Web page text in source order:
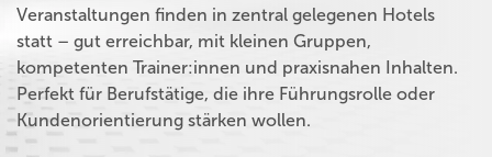
Veranstaltungen finden in zentral gelegenen Hotels
statt – gut erreichbar, mit kleinen Gruppen,
kompetenten Trainer:innen und praxisnahen Inhalten.
Perfekt für Berufstätige, die ihre Führungsrolle oder
Kundenorientierung stärken wollen.